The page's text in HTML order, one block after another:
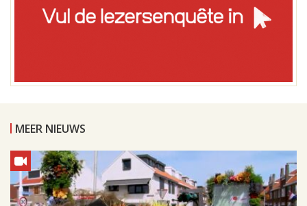
MEER NIEUWS